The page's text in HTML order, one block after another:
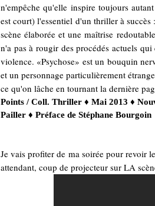
n'empêche qu'elle inspire toujours
est court) l'essentiel d'un thriller à
scène élaborée et une maîtrise
n'a pas à rougir des procédés actuels
violence. «Psychose» est un bouquin
et un personnage particulièrement
ce qu'on lâche en tournant la dernière
Points / Coll. Thriller ♦ Mai 2013 ♦
Pailler ♦ Préface de Stéphane Bourgoin
Je vais profiter de ma soirée pour revoir
attendant, coup de projecteur sur LA